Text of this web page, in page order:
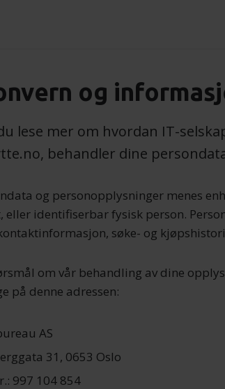
og
lese mer om hvordan IT-
behandler dine
og personopplysninger menes
eller identifiserbar fysisk person.
søke- og
om vår behandling av dine
på denne adressen:
AS
31, 0653 Oslo
997 104 854